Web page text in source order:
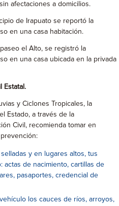
afectaciones a domicilios.
de Irapuato se reportó la
en una casa habitación.
el Alto, se registró la
en una casa ubicada en la privada
Estatal.
y Ciclones Tropicales, la
Estado, a través de la
Civil, recomienda tomar en
y en lugares altos, tus
actas de nacimiento, cartillas de
pasaportes, credencial de
los cauces de ríos, arroyos,